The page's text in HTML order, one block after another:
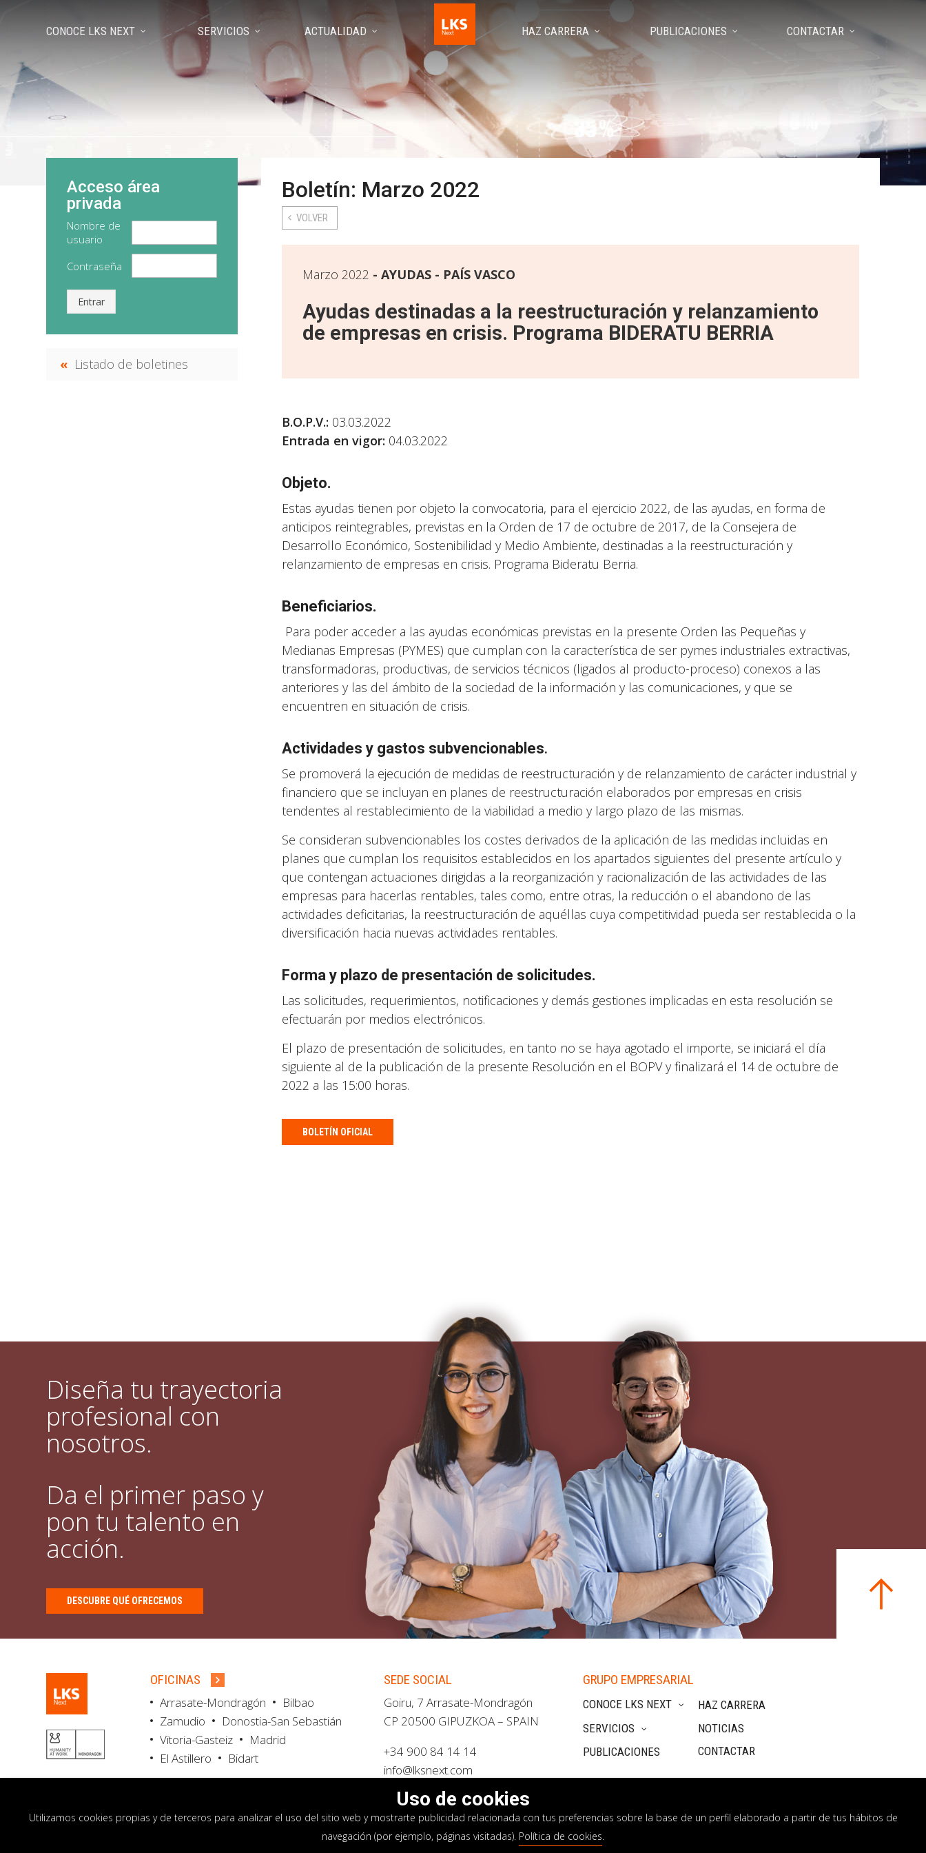
CONOCE LKS NEXT SERVICIOS ACTUALIDAD HAZ CARRERA PUBLICACIONES CONTACTAR
Boletín: Marzo 2022
VOLVER
Marzo 2022 AYUDAS - PAÍS VASCO
Ayudas destinadas a la reestructuración y relanzamiento
de empresas en crisis. Programa BIDERATU BERRIA
B.O.P.V.: 03.03.2022
Entrada en vigor: 04.03.2022
Objeto.
Estas ayudas tienen por objeto la convocatoria, para el ejercicio 2022, de las ayudas, en forma de
anticipos reintegrables, previstas en la Orden de 17 de octubre de 2017, de la Consejera de
Desarrollo Económico, Sostenibilidad y Medio Ambiente, destinadas a la reestructuración y
relanzamiento de empresas en crisis. Programa Bideratu Berria.
Beneficiarios.
Para poder acceder a las ayudas económicas previstas en la presente Orden las Pequeñas y
Medianas Empresas (PYMES) que cumplan con la característica de ser pymes industriales extractivas,
transformadoras, productivas, de servicios técnicos (ligados al producto-proceso) conexos a las
anteriores y las del ámbito de la sociedad de la información y las comunicaciones, y que se
encuentren en situación de crisis.
Actividades y gastos subvencionables.
Se promoverá la ejecución de medidas de reestructuración y de relanzamiento de carácter industrial y
financiero que se incluyan en planes de reestructuración elaborados por empresas en crisis
tendentes al restablecimiento de la viabilidad a medio y largo plazo de las mismas.
Se consideran subvencionables los costes derivados de la aplicación de las medidas incluidas en
planes que cumplan los requisitos establecidos en los apartados siguientes del presente artículo y
que contengan actuaciones dirigidas a la reorganización y racionalización de las actividades de las
empresas para hacerlas rentables, tales como, entre otras, la reducción o el abandono de las
actividades deficitarias, la reestructuración de aquéllas cuya competitividad pueda ser restablecida o la
diversificación hacia nuevas actividades rentables.
Forma y plazo de presentación de solicitudes.
Las solicitudes, requerimientos, notificaciones y demás gestiones implicadas en esta resolución se
efectuarán por medios electrónicos.
El plazo de presentación de solicitudes, en tanto no se haya agotado el importe, se iniciará el día
siguiente al de la publicación de la presente Resolución en el BOPV y finalizará el 14 de octubre de
2022 a las 15:00 horas.
BOLETÍN OFICIAL
Acceso área
privada
Nombre de
usuario
Contraseña
Entrar
Listado de boletines
Diseña tu trayectoria
profesional con
nosotros.
Da el primer paso y
pon tu talento en
acción.
DESCUBRE QUÉ OFRECEMOS
OFICINAS
Arrasate-Mondragón
Bilbao
Zamudio
Donostia-San Sebastián
Vitoria-Gasteiz
Madrid
El Astillero
Bidart
SEDE SOCIAL
Goiru, 7 Arrasate-Mondragón
CP 20500 GIPUZKOA – SPAIN
+34 900 84 14 14
info@lksnext.com
GRUPO EMPRESARIAL
CONOCE LKS NEXT
SERVICIOS
PUBLICACIONES
HAZ CARRERA
NOTICIAS
CONTACTAR
Portal de privacidad Política de cookies Sistema interno información
Uso de cookies
Utilizamos cookies propias y de terceros para analizar el uso del sitio web y mostrarte publicidad relacionada con tus preferencias sobre la base de un perfil elaborado a partir de tus hábitos de
navegación (por ejemplo, páginas visitadas). Política de cookies.